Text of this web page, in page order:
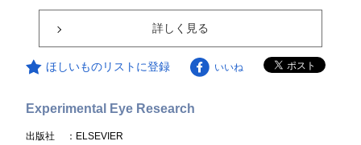
詳しく見る
ほしいものリストに登録 いいね
Experimental Eye Research
出版社
：ELSEVIER